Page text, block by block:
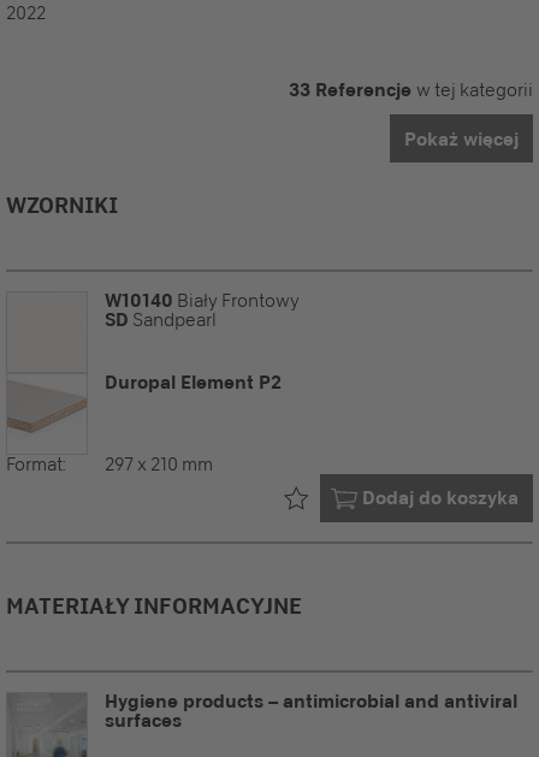
2022
33 Referencje w tej kategorii
Pokaż więcej
WZORNIKI
W10140 Biały Frontowy
SD Sandpearl
Duropal Element P2
Format: 297 x 210 mm
Dodaj do koszyka
Już w Twoim
MATERIAŁY INFORMACYJNE
Hygiene products – antimicrobial and antiviral
surfaces